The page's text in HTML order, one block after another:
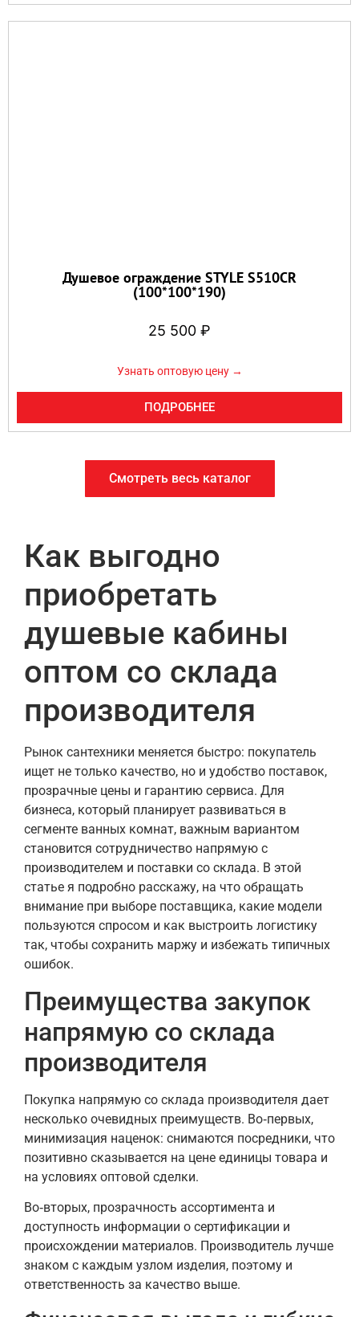
Душевое ограждение STYLE S510CR
(100*100*190)
25 500 ₽
Узнать оптовую цену →
ПОДРОБНЕЕ
Смотреть весь каталог
Как выгодно
приобретать
душевые кабины
оптом со склада
производителя
Рынок сантехники меняется быстро: покупатель
ищет не только качество, но и удобство поставок,
прозрачные цены и гарантию сервиса. Для
бизнеса, который планирует развиваться в
сегменте ванных комнат, важным вариантом
становится сотрудничество напрямую с
производителем и поставки со склада. В этой
статье я подробно расскажу, на что обращать
внимание при выборе поставщика, какие модели
пользуются спросом и как выстроить логистику
так, чтобы сохранить маржу и избежать типичных
ошибок.
Преимущества закупок
напрямую со склада
производителя
Покупка напрямую со склада производителя дает
несколько очевидных преимуществ. Во‑первых,
минимизация наценок: снимаются посредники, что
позитивно сказывается на цене единицы товара и
на условиях оптовой сделки.
Во‑вторых, прозрачность ассортимента и
доступность информации о сертификации и
происхождении материалов. Производитель лучше
знаком с каждым узлом изделия, поэтому и
ответственность за качество выше.